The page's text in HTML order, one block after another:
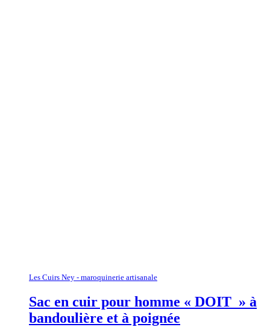
Les Cuirs Ney - maroquinerie artisanale
Sac en cuir pour homme « DOIT » à
bandoulière et à poignée